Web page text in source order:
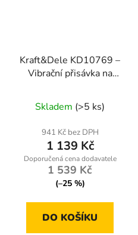
Kraft&Dele KD10769 –
Vibrační přisávka na
Skladem (>5 ks)
941 Kč bez DPH
1 139 Kč
1 539 Kč
(–25 %)
DO KOŠÍKU